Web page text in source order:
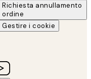
Richiesta annullamento
ordine
Gestire i cookie